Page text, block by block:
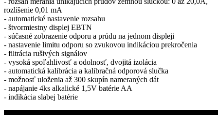
rozlíšenie 0,01 mA
- automatické nastavenie rozsahu
- štvormiestny displej EBTN
- súčasné zobrazenie odporu a prúdu na jednom displeji
- nastavenie limitu odporu so zvukovou indikáciou prekročenia
- filtrácia rušivých signálov
- vysoká spoľahlivosť a odolnosť, dvojitá izolácia
- automatická kalibrácia a kalibračná odporová slučka
- možnosť uloženia až 300 skupín nameraných dát
- napájanie 4ks alkalické 1,5V batérie AA
- indikácia slabej batérie